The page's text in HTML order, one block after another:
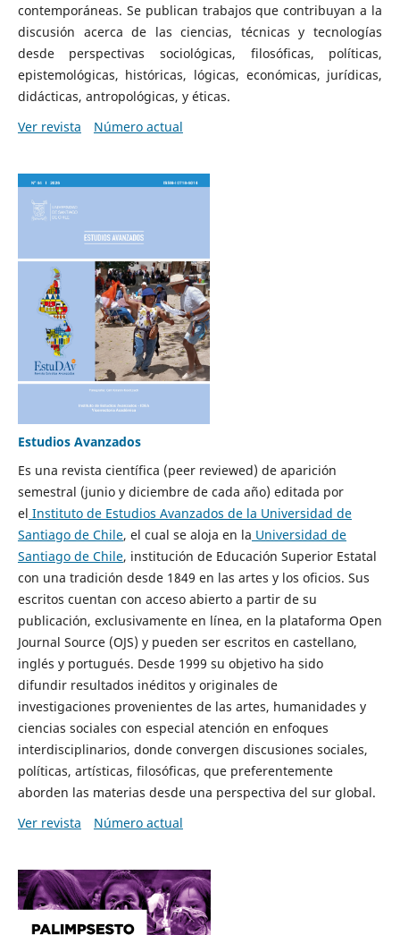
contemporáneas. Se publican trabajos que contribuyan a la
discusión acerca de las ciencias, técnicas y tecnologías
desde perspectivas sociológicas, filosóficas, políticas,
epistemológicas, históricas, lógicas, económicas, jurídicas,
didácticas, antropológicas, y éticas.
Ver revista
Número actual
Estudios Avanzados
Es una revista científica (peer reviewed) de aparición
semestral (junio y diciembre de cada año) editada por
el Instituto de Estudios Avanzados de la Universidad de
Santiago de Chile, el cual se aloja en la Universidad de
Santiago de Chile, institución de Educación Superior Estatal
con una tradición desde 1849 en las artes y los oficios. Sus
escritos cuentan con acceso abierto a partir de su
publicación, exclusivamente en línea, en la plataforma Open
Journal Source (OJS) y pueden ser escritos en castellano,
inglés y portugués. Desde 1999 su objetivo ha sido
difundir resultados inéditos y originales de
investigaciones provenientes de las artes, humanidades y
ciencias sociales con especial atención en enfoques
interdisciplinarios, donde convergen discusiones sociales,
políticas, artísticas, filosóficas, que preferentemente
aborden las materias desde una perspectiva del sur global.
Ver revista
Número actual